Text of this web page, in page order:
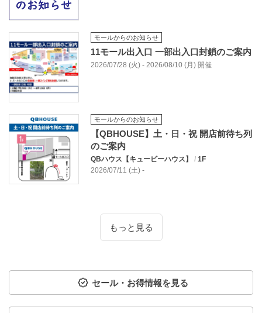
モールからのお知らせ
11モール出入口 一部出入口封鎖のご案内
2026/07/28 (火) - 2026/08/10 (月) 開催
モールからのお知らせ
【QBHOUSE】土・日・祝 開店前待ち列
のご案内
QBハウス【キュービーハウス】 / 1F
2026/07/11 (土) -
もっと見る
セール・お得情報を見る